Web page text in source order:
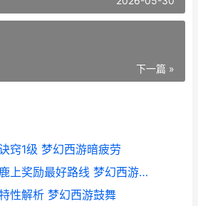
下一篇 »
窍1级 梦幻西游暗疲劳
《梦幻西游》九色鹿上奖励最好路线 梦幻西游九重塔的故事发生在哪?
性解析 梦幻西游鼓舞